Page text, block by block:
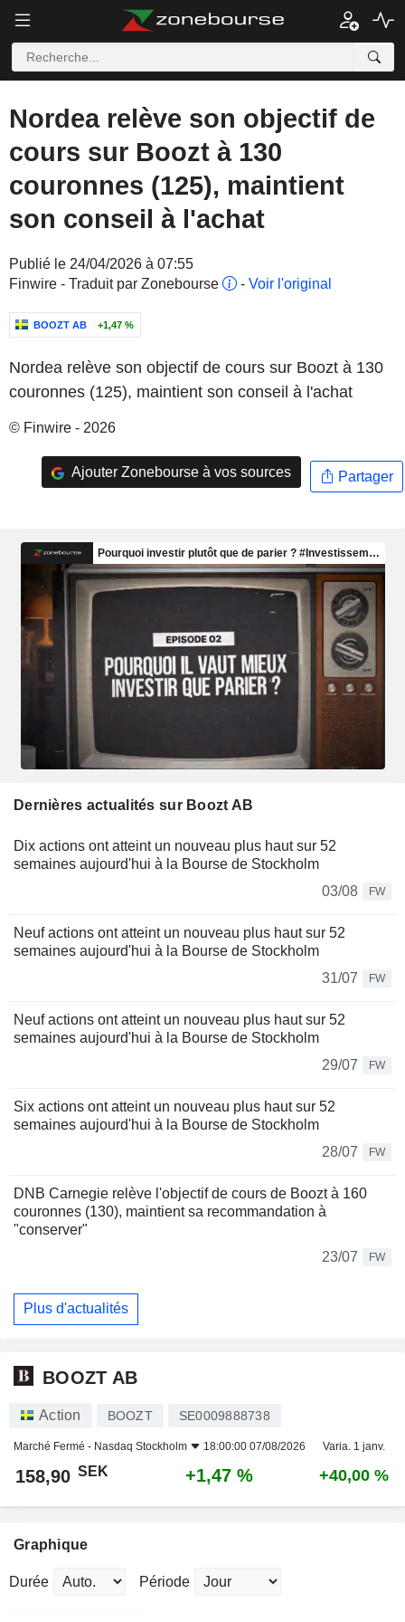
Nordea relève son objectif de
cours sur Boozt à 130
couronnes (125), maintient
son conseil à l'achat
Publié le 24/04/2026 à 07:55
Finwire - Traduit par Zonebourse
- Voir l'original
BOOZT AB +1,47 %
Nordea relève son objectif de cours sur Boozt à 130
couronnes (125), maintient son conseil à l'achat
© Finwire - 2026
Ajouter Zonebourse à vos sources Partager
Dernières actualités sur Boozt AB
Dix actions ont atteint un nouveau plus haut sur 52
semaines aujourd'hui à la Bourse de Stockholm
03/08
FW
Neuf actions ont atteint un nouveau plus haut sur 52
semaines aujourd'hui à la Bourse de Stockholm
31/07
FW
Neuf actions ont atteint un nouveau plus haut sur 52
semaines aujourd'hui à la Bourse de Stockholm
29/07
FW
Six actions ont atteint un nouveau plus haut sur 52
semaines aujourd'hui à la Bourse de Stockholm
28/07
FW
DNB Carnegie relève l'objectif de cours de Boozt à 160
couronnes (130), maintient sa recommandation à
"conserver"
23/07
FW
Plus d'actualités
BOOZT AB
Action BOOZT SE0009888738
Marché Fermé - Nasdaq Stockholm 18:00:00 07/08/2026 Varia. 1 janv.
158,90 SEK +1,47 % +40,00 %
Graphique
Durée Période